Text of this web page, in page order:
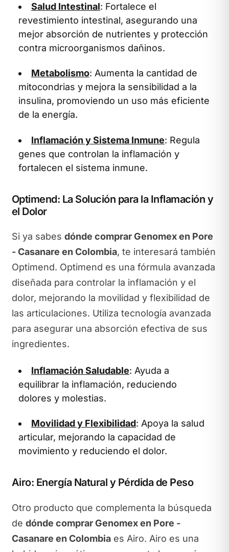
Salud Intestinal: Fortalece el
revestimiento intestinal, asegurando una
mejor absorción de nutrientes y protección
contra microorganismos dañinos.
Metabolismo: Aumenta la cantidad de
mitocondrias y mejora la sensibilidad a la
insulina, promoviendo un uso más eficiente
de la energía.
Inflamación y Sistema Inmune: Regula
genes que controlan la inflamación y
fortalecen el sistema inmune.
Optimend: La Solución para la Inflamación y
el Dolor
Si ya sabes dónde comprar Genomex en Pore
- Casanare en Colombia, te interesará también
Optimend. Optimend es una fórmula avanzada
diseñada para controlar la inflamación y el
dolor, mejorando la movilidad y flexibilidad de
las articulaciones. Utiliza tecnología avanzada
para asegurar una absorción efectiva de sus
ingredientes.
Inflamación Saludable: Ayuda a
equilibrar la inflamación, reduciendo
dolores y molestias.
Movilidad y Flexibilidad: Apoya la salud
articular, mejorando la capacidad de
movimiento y reduciendo el dolor.
Airo: Energía Natural y Pérdida de Peso
Otro producto que complementa la búsqueda
de dónde comprar Genomex en Pore -
Casanare en Colombiaes Airo. Airo es una